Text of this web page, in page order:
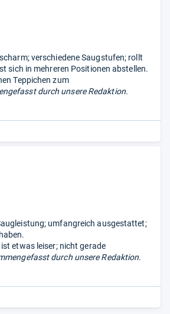
verschiedene Saugstufen; rollt
sich in mehreren Positionen abstellen.
Teppichen zum
durch unsere Redaktion.
umfangreich ausgestattet;
etwas leiser; nicht gerade
durch unsere Redaktion.